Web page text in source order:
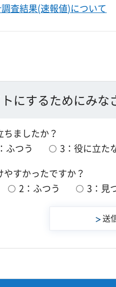
査結果(速報値)について
にするためにみ
ましたか？
ふつう
3：役に立た
すかったですか？
2：ふつう 3：見